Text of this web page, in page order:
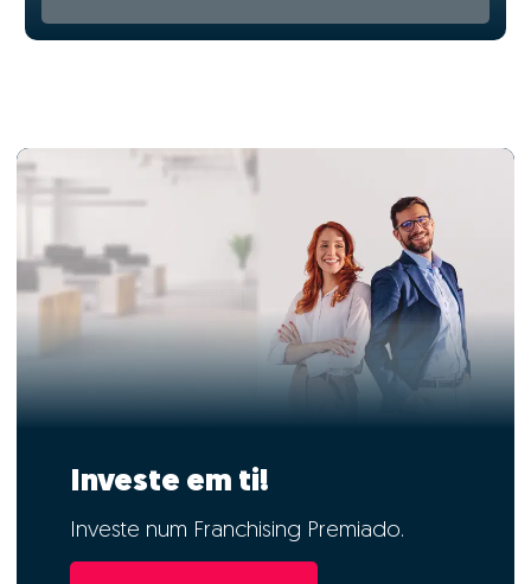
Investe em ti!
Investe num Franchising Premiado.